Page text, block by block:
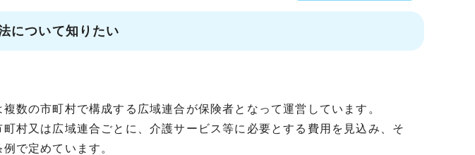
について知りたい
数の市町村で構成する広域連合が保険者となって運営しています。
村又は広域連合ごとに、介護サービス等に必要とする費用を見込み、そ
で定めています。